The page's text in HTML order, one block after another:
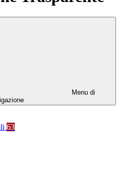
Menu di
63